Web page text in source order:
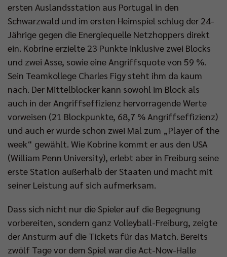
ersten Auslandsstation aus Portugal in den
Schwarzwald und im ersten Heimspiel schlug der 24-
Jährige gegen die Energiequelle Netzhoppers direkt
ein. Kobrine erzielte 23 Punkte inklusive zwei Blocks
und zwei Asse, sowie eine Angriffsquote von 59 %.
Sein Teamkollege Charles Figy steht ihm da kaum
nach. Der Mittelblocker kann sowohl im Block als
auch in der Angriffseffizienz hervorragende Werte
vorweisen (21 Blockpunkte, 68,7 % Angriffseffizienz)
und auch er wurde schon zwei Mal zum „Player of the
week“ gewählt. Wie Kobrine kommt er aus den USA
(William Penn University), erlebt aber in Freiburg seine
erste Station außerhalb der Staaten und macht mit
seiner Leistung auf sich aufmerksam.
Dass sich nicht nur die Spieler auf die Begegnung
vorbereiten, sondern ganz Volleyball-Freiburg, zeigte
der Ansturm auf die Tickets für das Match. Bereits
zwölf Tage vor dem Spiel war die Act-Now-Halle